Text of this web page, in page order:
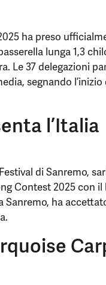
ha preso
lunga 1,3
Le 37 delegazioni
segnando
l’Italia
di Sanremo,
Contest 2025 con
ha